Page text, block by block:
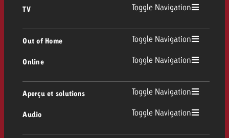
TV Toggle Navigation
Out of Home Toggle Navigation
Out of Home
Affichage
Digital Out of Home
Online Toggle Navigation
Aperçu et solutions Toggle Navigation
Conseil & Crossmedia
Audio Toggle Navigation